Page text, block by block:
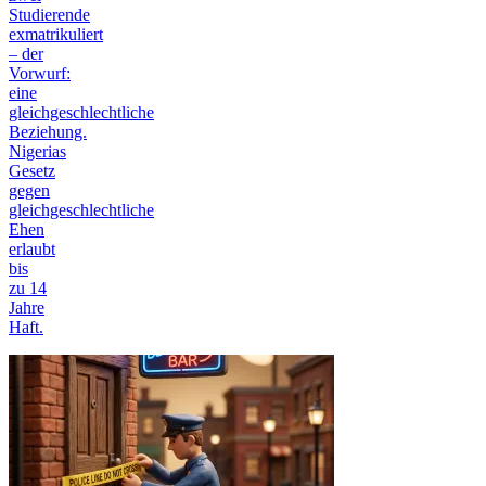
Studierende
exmatrikuliert
– der
Vorwurf:
eine
gleichgeschlechtliche
Beziehung.
Nigerias
Gesetz
gegen
gleichgeschlechtliche
Ehen
erlaubt
bis
zu 14
Jahre
Haft.